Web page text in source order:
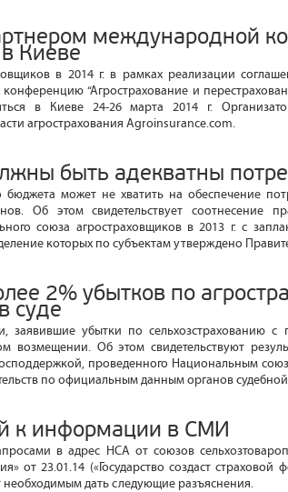
международной
Киеве
в 2014 г. в рамках реализации
“Агрострахование и
в Киеве 24-26 марта 2014 г.
агрострахования Agroinsurance.com.
быть адекватны
бюджета может не хватить на обеспечение
Об этом свидетельствует соотнесение
союза агростраховщиков в 2013 г. с
которых по субъектам утверждено
2% убытков по
суде
заявившие убытки по сельхозстрахованию с
возмещении. Об этом свидетельствуют
проведенного Национальным
по официальным данным органов
к информации в СМИ
в адрес НСА от союзов
от 23.01.14 («Государство создаст
необходимым дать следующие разъяснения.